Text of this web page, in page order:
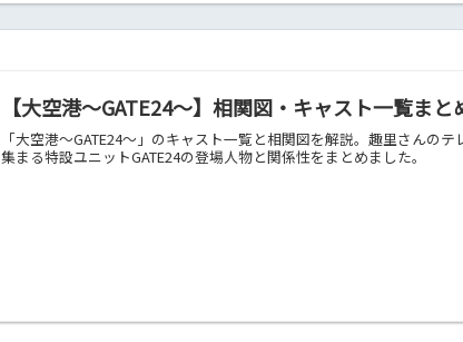
【大空港～GATE24～】相関図・キャスト一覧ま
「大空港〜GATE24〜」のキャスト一覧と相関図を解説。趣里さんの
集まる特設ユニットGATE24の登場人物と関係性をまとめました。